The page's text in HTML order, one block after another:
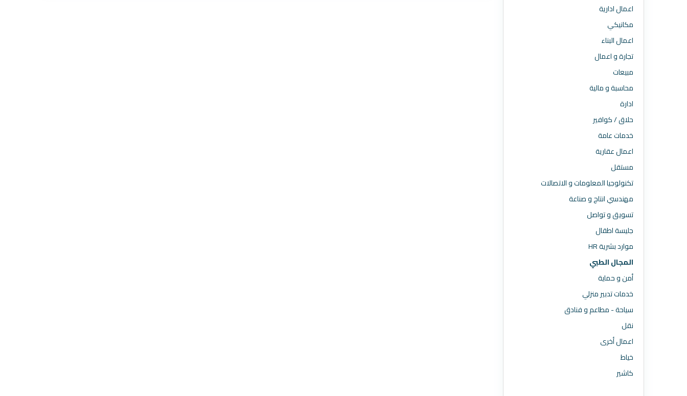
اعمال ادارية
مكانيكي
اعمال البناء
تجارة و اعمال
مبيعات
محاسبة و مالية
ادارة
حلاق / كوافير
خدمات عامة
اعمال عقارية
مستقل
تكنولوجيا المعلومات و الاتصالات
مهندسي انتاج و صناعة
تسويق و تواصل
جليسة اطقال
موارد بشرية HR
المجال الطبي
أمن و حماية
خدمات تدبير منزلي
سياحة - مطاعم و فنادق
نقل
اعمال أخرى
خياط
كاشير